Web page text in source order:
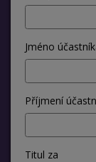
Jméno
Příjmení
Titul za